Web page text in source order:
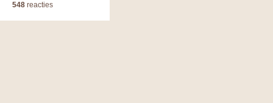
548 reacties